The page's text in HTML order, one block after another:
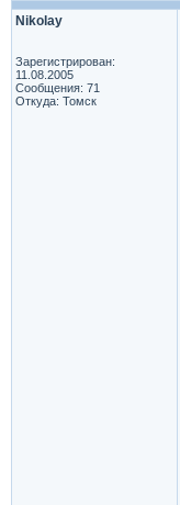
Nikolay
Зарегистрирован:
11.08.2005
Сообщения: 71
Откуда: Томск